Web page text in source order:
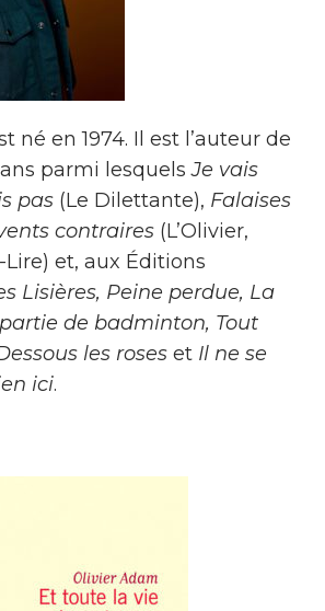
né en 1974. Il est l’auteur de
parmi lesquelsJe vais
pas (Le Dilettante), Falaises
contraires (L’Olivier,
Lire) et, aux Éditions
Lisières, Peine perdue, La
de badminton, Tout
les roses et Il ne se
ici.